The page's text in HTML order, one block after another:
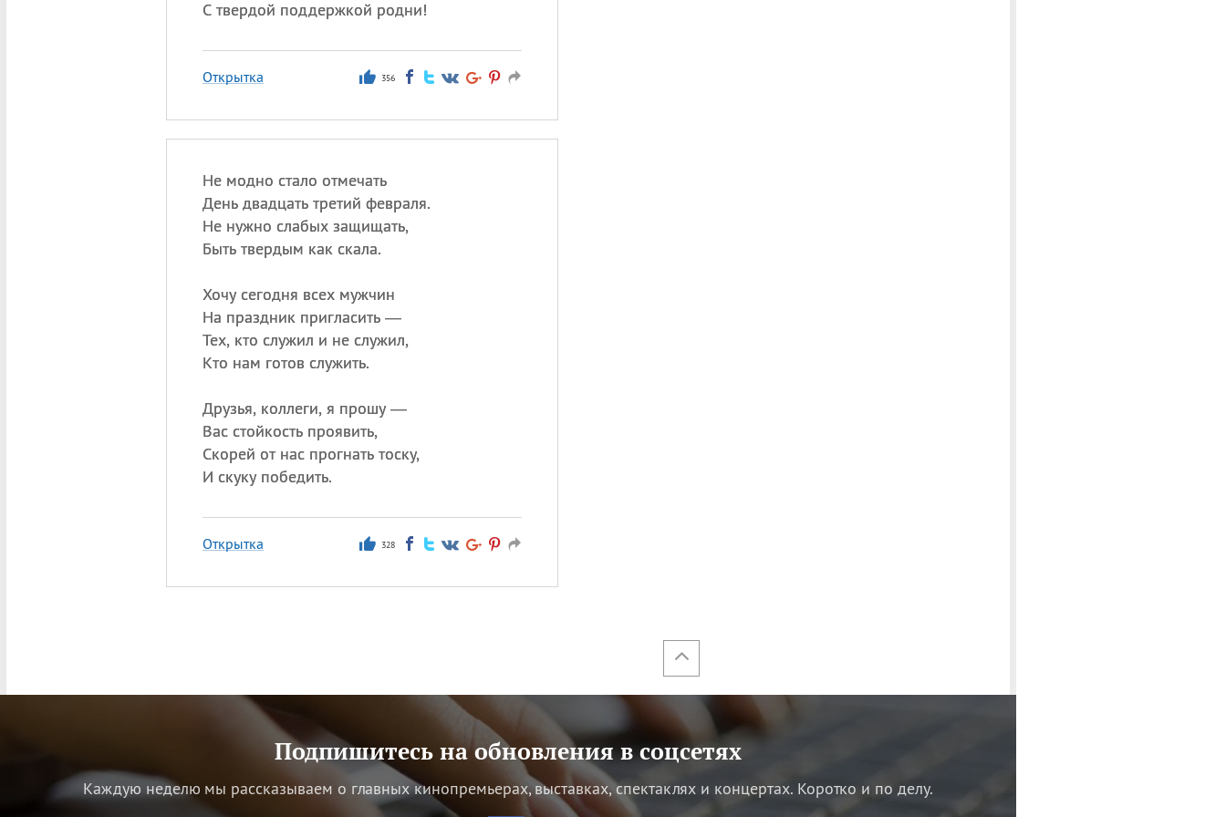
С твердой поддержкой родни!
Открытка 356
Не модно стало отмечать
День двадцать третий февраля.
Не нужно слабых защищать,
Быть твердым как скала.
Хочу сегодня всех мужчин
На праздник пригласить —
Тех, кто служил и не служил,
Кто нам готов служить.
Друзья, коллеги, я прошу —
Вас стойкость проявить,
Скорей от нас прогнать тоску,
И скуку победить.
Открытка 328
Подпишитесь на обновления в соцсетях
Каждую неделю мы рассказываем о главных кинопремьерах, выставках, спектаклях и концертах. Коротко и по делу.